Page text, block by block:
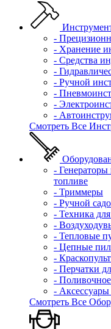
-
- Хранение
- Средства
-
- Ручной
-
-
-
Смотреть Все
-
топливе
- Триммеры
- Ручной
- Техника
-
- Тепловые
- Цепные
-
- Перчатки
-
- Аксессуары
Смотреть Все